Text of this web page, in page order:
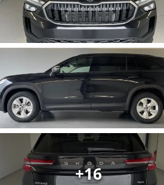
Matthias Voit
Geschäftsführung / Inhaber
+16